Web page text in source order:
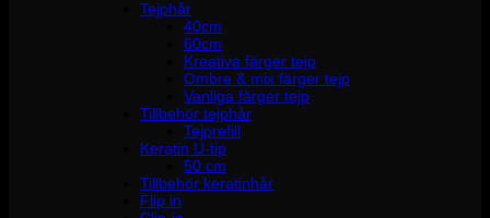
Tejphår
40cm
60cm
Kreativa färger tejp
Ombre & mix färger tejp
Vanliga färger tejp
Tillbehör tejphår
Tejprefill
Keratin U-tip
50 cm
Tillbehör keratinhår
Flip in